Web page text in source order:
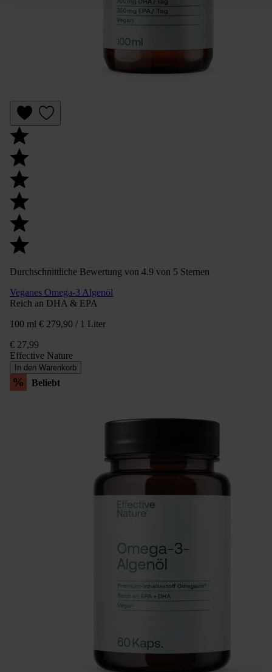
Durchschnittliche Bewertung von 4.9 von 5 Sternen
Veganes Omega-3 Algenöl
Reich an DHA & EPA
100 ml € 279,90 / 1 Liter
€ 27,99
Effective Nature
In den Warenkorb
% Beliebt